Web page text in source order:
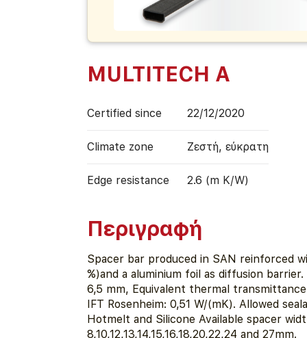
MULTITECH A
Certified since 22/12/2020
Climate zone Ζεστή, εύκρατη
Edge resistance 2.6 (m K/W)
Περιγραφή
Spacer bar produced in SAN reinforced
%)and a aluminium foil as diffusion
6,5 mm, Equivalent thermal transmittance
IFT Rosenheim: 0,51 W/(mK). Allowed
Hotmelt and Silicone Available spacer
8,10,12,13,14,15,16,18,20,22,24 and 27mm.